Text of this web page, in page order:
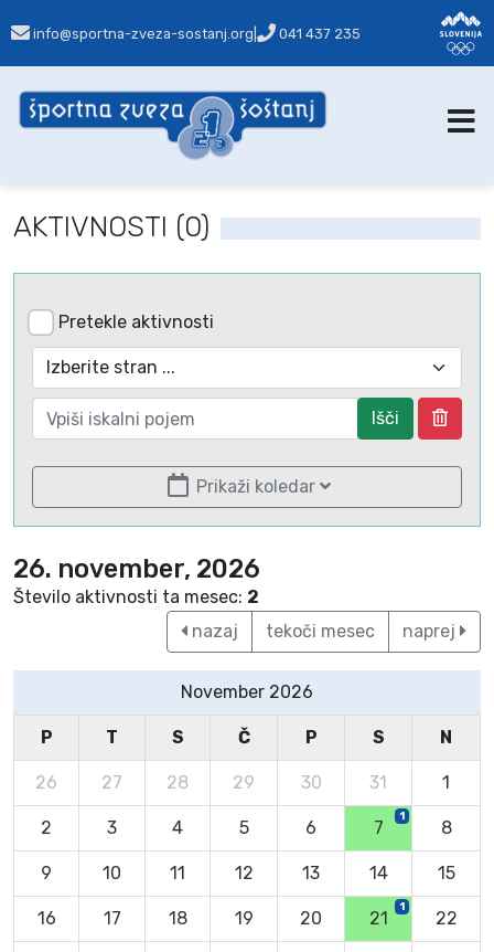
info@sportna-zveza-sostanj.org 041 437 235
AKTIVNOSTI (0)
Pretekle aktivnosti
Išči
Prikaži koledar
26. november, 2026
Število aktivnosti ta mesec: 2
nazaj
tekoči mesec naprej
November 2026
P T S Č P S N
26 27 28 29 30 31 1
2 3 4 5 6 7
1
8
9 10 11 12 13 14 15
16 17 18 19 20 21
1
22